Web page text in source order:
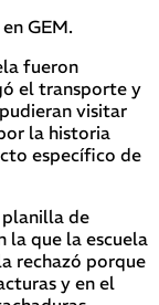
GEM.
fueron
el transporte y
visitar
la historia
específico de
de
la que la escuela
rechazó porque
y en el